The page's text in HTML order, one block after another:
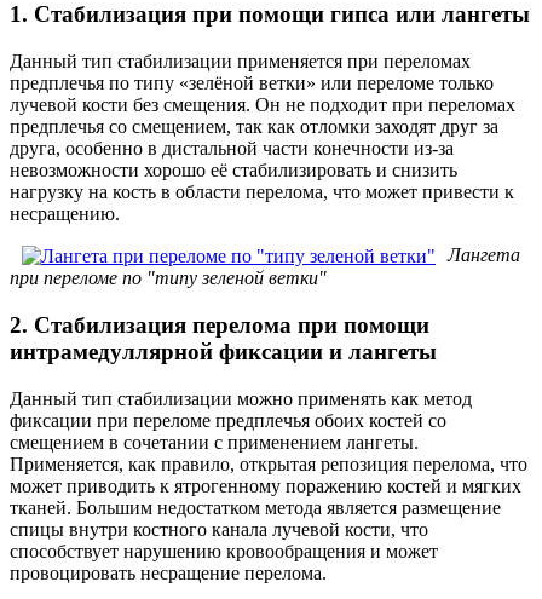
1. Стабилизация при помощи гипса или лангеты
Данный тип стабилизации применяется при переломах
предплечья по типу «зелёной ветки» или переломе только
лучевой кости без смещения. Он не подходит при переломах
предплечья со смещением, так как отломки заходят друг за
друга, особенно в дистальной части конечности из-за
невозможности хорошо её стабилизировать и снизить
нагрузку на кость в области перелома, что может привести к
несращению.
Лангета
при переломе по "типу зеленой ветки"
2. Стабилизация перелома при помощи
интрамедуллярной фиксации и лангеты
Данный тип стабилизации можно применять как метод
фиксации при переломе предплечья обоих костей со
смещением в сочетании с применением лангеты.
Применяется, как правило, открытая репозиция перелома, что
может приводить к ятрогенному поражению костей и мягких
тканей. Большим недостатком метода является размещение
спицы внутри костного канала лучевой кости, что
способствует нарушению кровообращения и может
провоцировать несращение перелома.